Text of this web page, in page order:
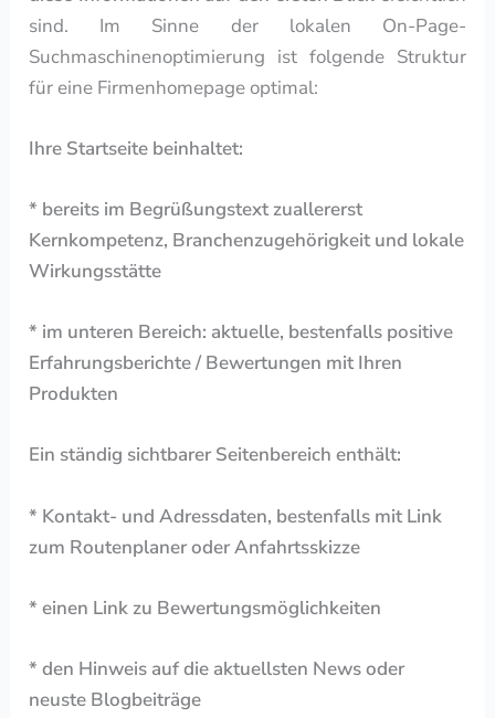
sind. Im Sinne der lokalen On-Page-
Suchmaschinenoptimierung ist folgende Struktur
für eine Firmenhomepage optimal:
Ihre Startseite beinhaltet:
* bereits im Begrüßungstext zuallererst
Kernkompetenz, Branchenzugehörigkeit und lokale
Wirkungsstätte
* im unteren Bereich: aktuelle, bestenfalls positive
Erfahrungsberichte / Bewertungen mit Ihren
Produkten
Ein ständig sichtbarer Seitenbereich enthält:
* Kontakt- und Adressdaten, bestenfalls mit Link
zum Routenplaner oder Anfahrtsskizze
* einen Link zu Bewertungsmöglichkeiten
* den Hinweis auf die aktuellsten News oder
neuste Blogbeiträge